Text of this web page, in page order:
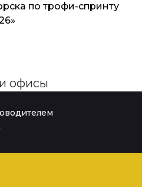
по трофи-спринту
офисы